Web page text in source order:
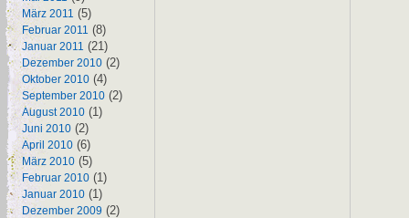
März 2011 (5)
Februar 2011 (8)
Januar 2011 (21)
Dezember 2010 (2)
Oktober 2010 (4)
September 2010 (2)
August 2010 (1)
Juni 2010 (2)
April 2010 (6)
März 2010 (5)
Februar 2010 (1)
Januar 2010 (1)
Dezember 2009 (2)